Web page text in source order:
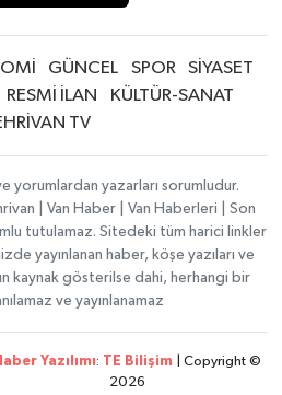
GÜNCEL SPOR
SİYASET
RESMİ İLAN
KÜLTÜR-SANAT
TV
yorumlardan yazarları sorumludur.
| Van Haber | Van Haberleri | Son
tutulamaz. Sitedeki tüm harici linkler
yayınlanan haber, köşe yazıları ve
kaynak gösterilse dahi, herhangi bir
ve yayınlanamaz
Yazılımı: TE Bilişim | Copyright ©
2026